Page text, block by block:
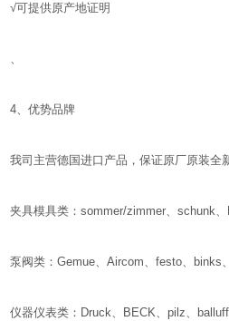
√可提供原产地证明
、
4、优势品牌
我司主营德国进口产品，保证原厂原装全
夹具模具类：sommer/zimmer、schunk
泵阀类：Gemue、Aircom、festo、
仪器仪表类：Druck、BECK、pilz、